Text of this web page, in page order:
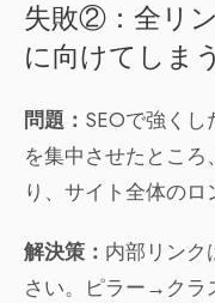
失敗②：全リ
に向けてしまう
問題： SEOで強く
を集中させたとこ
り、サイト全体のロ
解決策： 内部リンク
さい。ピラー→クラ